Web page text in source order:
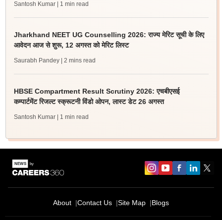
Santosh Kumar | 1 min read
Jharkhand NEET UG Counselling 2026: राज्य मेरिट सूची के लिए
आवेदन आज से शुरू, 12 अगस्त को मेरिट लिस्ट
Saurabh Pandey | 2 mins read
HBSE Compartment Result Scrutiny 2026: एचबीएसई
कम्पार्टमेंट रिजल्ट स्क्रूटनी विंडो ओपन, लास्ट डेट 26 अगस्त
Santosh Kumar | 1 min read
About Contact Us Site Map Blogs